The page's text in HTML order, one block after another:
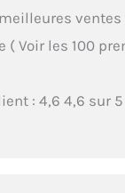
ventes
( Voir les 100
: 4,6 4,6 sur